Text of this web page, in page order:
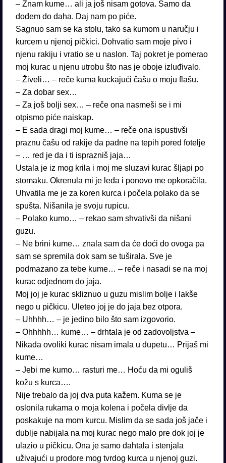
– Znam kume… ali ja još nisam gotova. Samo da
dođem do daha. Daj nam po piće.
Sagnuo sam se ka stolu, tako sa kumom u naručju i
kurcem u njenoj pičkici. Dohvatio sam moje pivo i
njenu rakiju i vratio se u naslon. Taj pokret je pomerao
moj kurac u njenu utrobu što nas je oboje izluđivalo.
– Živeli… – reče kuma kuckajući čašu o moju flašu.
– Za dobar sex…
– Za još bolji sex… – reče ona nasmeši se i mi
otpismo piće naiskap.
– E sada dragi moj kume… – reče ona ispustivši
praznu čašu od rakije da padne na tepih pored fotelje
– … red je da i ti isprazniš jaja…
Ustala je iz mog krila i moj me sluzavi kurac šljapi po
stomaku. Okrenula mi je leđa i ponovo me opkoračila.
Uhvatila me je za koren kurca i počela polako da se
spušta. Nišanila je svoju rupicu.
– Polako kumo… – rekao sam shvativši da nišani
guzu.
– Ne brini kume… znala sam da će doći do ovoga pa
sam se spremila dok sam se tuširala. Sve je
podmazano za tebe kume… – reče i nasadi se na moj
kurac odjednom do jaja.
Moj joj je kurac skliznuo u guzu mislim bolje i lakše
nego u pičkicu. Uleteo joj je do jaja bez otpora.
– Uhhhh… – je jedino bilo što sam izgovorio.
– Ohhhhh… kume… – drhtala je od zadovoljstva –
Nikada ovoliki kurac nisam imala u dupetu… Prijaš mi
kume…
– Jebi me kumo… rasturi me… Hoću da mi oguliš
kožu s kurca….
Nije trebalo da joj dva puta kažem. Kuma se je
oslonila rukama o moja kolena i počela divlje da
poskakuje na mom kurcu. Mislim da se sada još jače i
dublje nabijala na moj kurac nego malo pre dok joj je
ulazio u pičkicu. Ona je samo dahtala i stenjala
uživajući u prodore mog tvrdog kurca u njenoj guzi.